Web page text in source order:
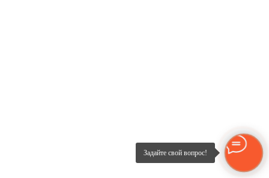
Задайте свой вопрос!